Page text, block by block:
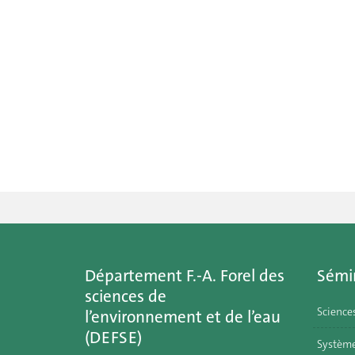
Département F.-A. Forel des
sciences de
l’environnement et de l’eau
(DEFSE)